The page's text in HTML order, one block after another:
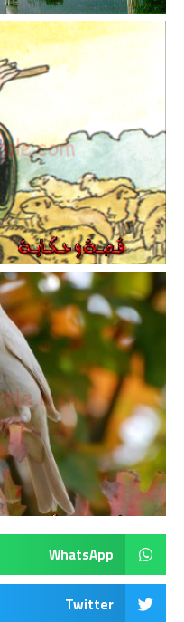
WhatsApp
Twitter